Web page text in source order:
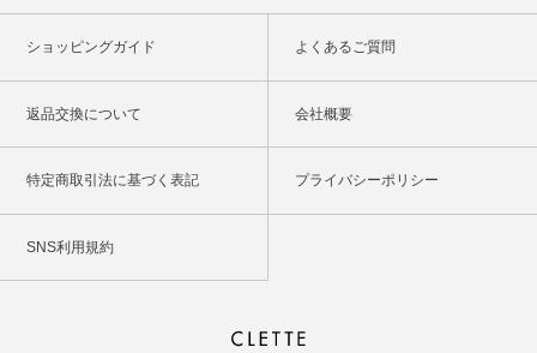
ショッピングガイド よくあるご質問
返品交換について 会社概要
特定商取引法に基づく表記 プライバシーポリシー
SNS利用規約